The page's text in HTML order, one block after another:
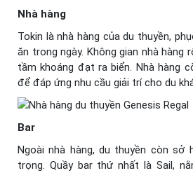
Nhà hàng
Tokin là nhà hàng của du thuyền,
ăn trong ngày. Không gian nhà hàng
tầm khoáng đạt ra biển. Nhà hàng
để đáp ứng nhu cầu giải trí cho du
Bar
Ngoài nhà hàng, du thuyền còn sở
trọng. Quầy bar thứ nhất là Sail,